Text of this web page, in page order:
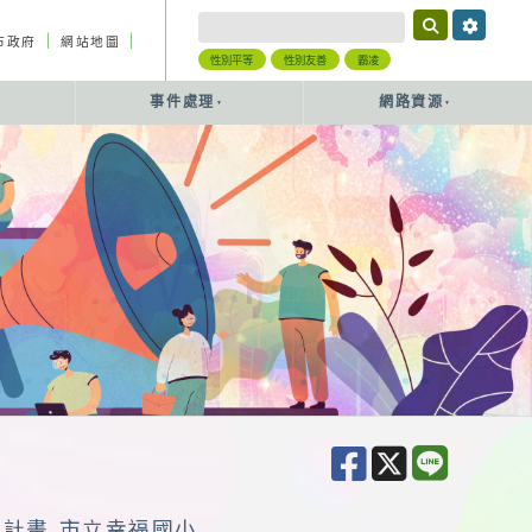
政府 網站地圖
性別平等 性別友善 霸凌
事件處理 網路資源